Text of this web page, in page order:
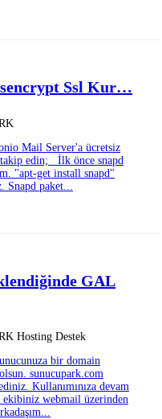
Ssl Kur…
Mail Server'a ücretsiz
takip edin; İlk önce snapd
"apt-get install snapd"
Snapd paket...
GAL
Hosting Destek
bir domain
sunucupark.com
Kullanımınıza devam
webmail üzerinden